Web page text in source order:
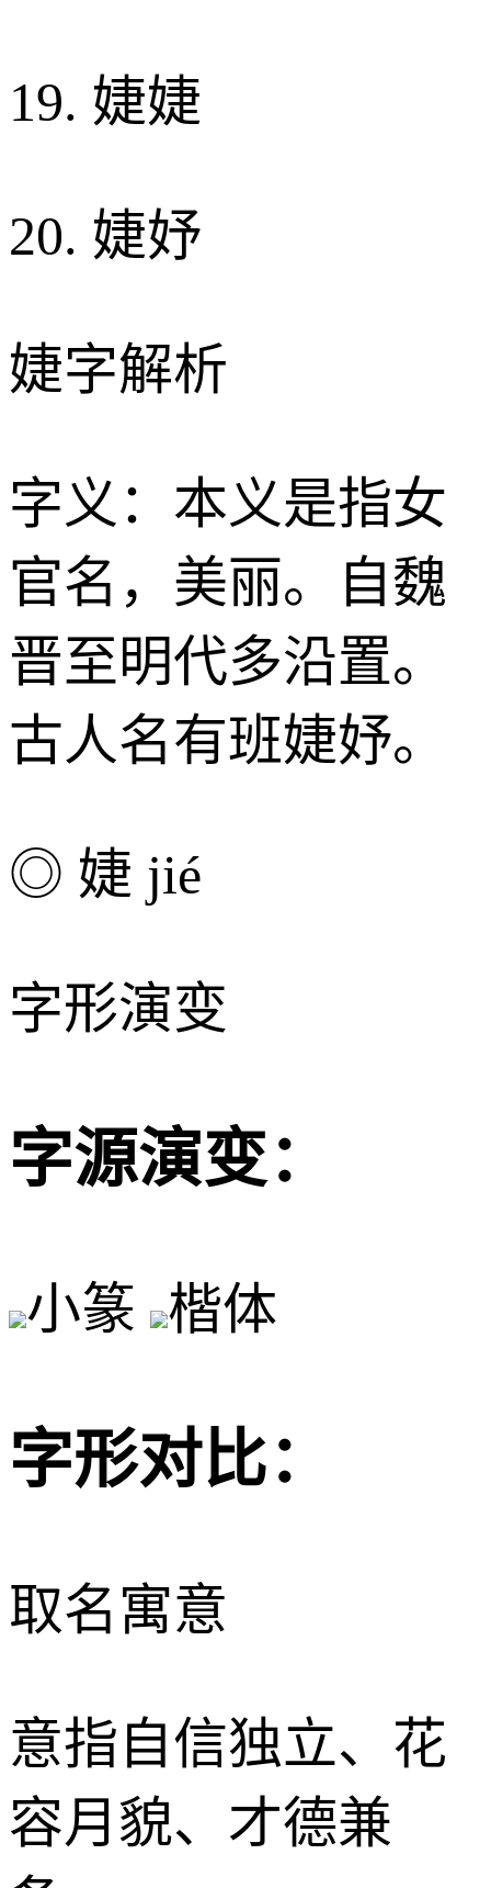
19. 婕婕
20. 婕妤
婕字解析
字义：本义是指女
官名，美丽。自魏
晋至明代多沿置。
古人名有班婕妤。
◎ 婕 jié
字形演变
字源演变：
小篆 楷体
字形对比：
取名寓意
意指自信独立、花
容月貌、才德兼